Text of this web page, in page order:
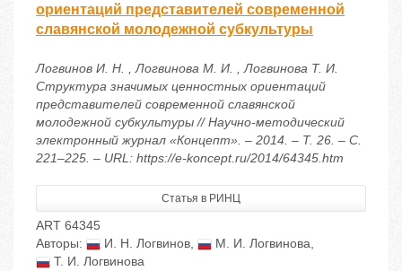
ориентаций представителей современной
славянской молодежной субкультуры
Логвинов И. Н. , Логвинова М. И. , Логвинова Т. И.
Структура значимых ценностных ориентаций
представителей современной славянской
молодежной субкультуры // Научно-методический
электронный журнал «Концепт». – 2014. – Т. 26. – С.
221–225. – URL: https://e-koncept.ru/2014/64345.htm
Статья в РИНЦ
ART 64345
Авторы:
И. Н. Логвинов, М. И. Логвинова,
Т. И. Логвинова